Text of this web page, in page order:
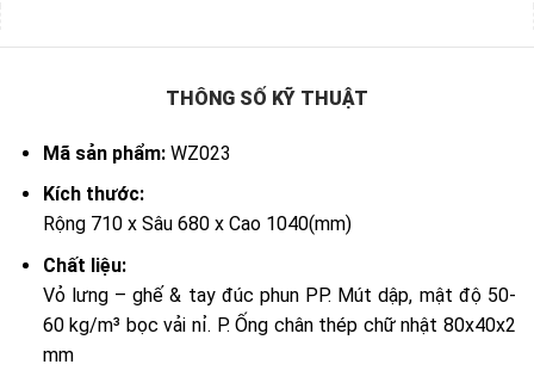
THÔNG SỐ KỸ THUẬT
Mã sản phẩm: WZ023
Kích thước:
Rộng 710 x Sâu 680 x Cao 1040(mm)
Chất liệu:
Vỏ lưng – ghế & tay đúc phun PP. Mút dập, mật độ 50-
60 kg/m³ bọc vải nỉ. P. Ống chân thép chữ nhật 80x40x2
mm